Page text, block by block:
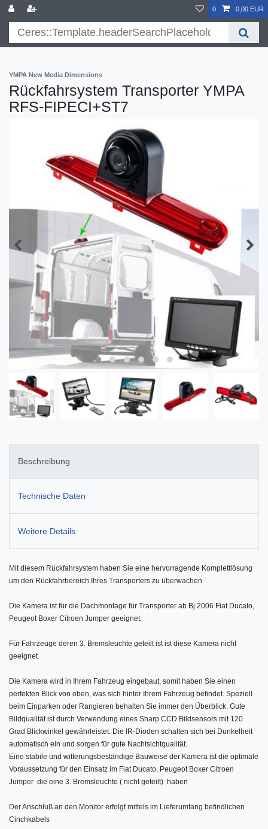
0 0,00 EUR
YMPA New Media Dimensions
Rückfahrsystem Transporter YMPA
RFS-FIPECI+ST7
Beschreibung
Technische Daten
Weitere Details
Mit diesem Rückfahrsystem haben Sie eine hervorragende Komplettlösung
um den Rückfahrbereich Ihres Transporters zu überwachen
Die Kamera ist für die Dachmontage für Transporter ab Bj 2006 Fiat Ducato,
Peugeot Boxer Citroen Jumper geeignet.
Für Fahrzeuge deren 3. Bremsleuchte geteilt ist ist diese Kamera nicht
geeignet
Die Kamera wird in Ihrem Fahrzeug eingebaut, somit haben Sie einen
perfekten Blick von oben, was sich hinter Ihrem Fahrzeug befindet. Speziell
beim Einparken oder Rangieren behalten Sie immer den Überblick. Gute
Bildqualität ist durch Verwendung eines Sharp CCD Bildsensors mit 120
Grad Blickwinkel gewährleistet. Die IR-Dioden schalten sich bei Dunkelheit
automatisch ein und sorgen für gute Nachtsichtqualität.
Eine stabile und witterungsbeständige Bauweise der Kamera ist die optimale
Voraussetzung für den Einsatz im Fiat Ducato, Peugeot Boxer Citroen
Jumper die eine 3. Bremsleuchte ( nicht geteilt) haben
Der Anschluß an den Monitor erfolgt mittels im Lieferumfang befindlichen
Cinchkabels